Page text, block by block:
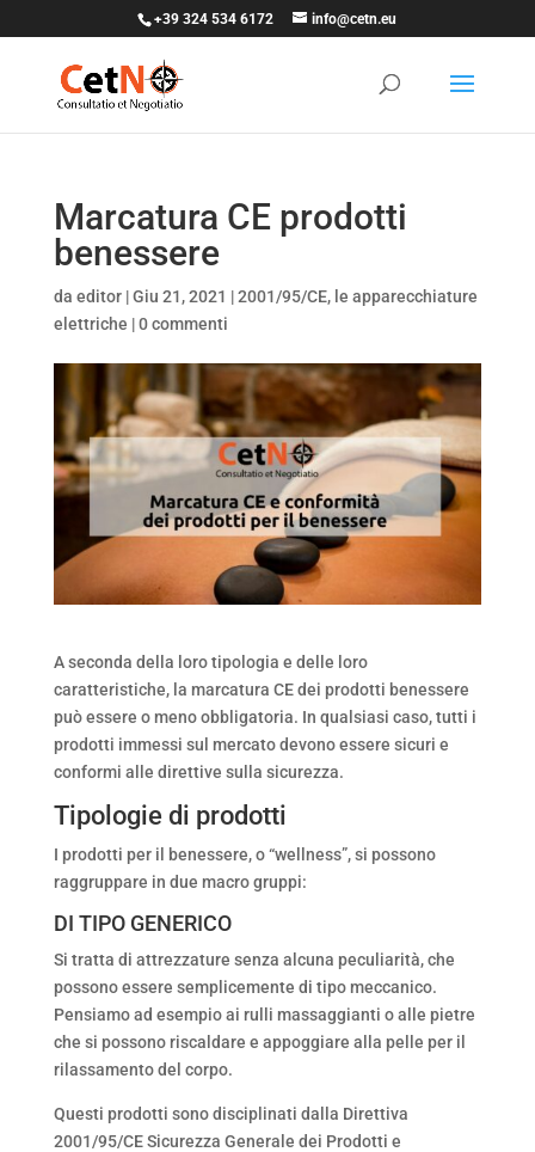
+39 324 534 6172 info@cetn.eu
Marcatura CE prodotti
benessere
da editor|Giu 21, 2021 |2001/95/CE, le apparecchiature
elettriche |0 commenti
A seconda della loro tipologia e delle loro
caratteristiche, la marcatura CE dei prodotti benessere
può essere o meno obbligatoria. In qualsiasi caso, tutti i
prodotti immessi sul mercato devono essere sicuri e
conformi alle direttive sulla sicurezza.
Tipologie di prodotti
I prodotti per il benessere, o “wellness”, si possono
raggruppare in due macro gruppi:
DI TIPO GENERICO
Si tratta di attrezzature senza alcuna peculiarità, che
possono essere semplicemente di tipo meccanico.
Pensiamo ad esempio ai rulli massaggianti o alle pietre
che si possono riscaldare e appoggiare alla pelle per il
rilassamento del corpo.
Questi prodotti sono disciplinati dalla Direttiva
2001/95/CE Sicurezza Generale dei Prodotti e